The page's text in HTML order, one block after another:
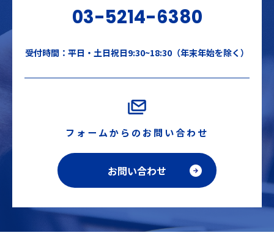
03-5214-6380
受付時間：平日・土日祝日9:30~18:30（年末年始を除く）
フォームからのお問い合わせ
お問い合わせ